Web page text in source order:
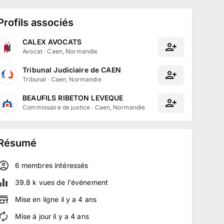
associés
CALEX AVOCATS
Avocat ·Caen, Normandie
Tribunal Judiciaire de CAEN
Tribunal · Caen, Normandie
BEAUFILS RIBETON LEVEQUE
Commissaire de justice · Caen, Normandie
6 membresintéressés
39.8 k vues de l'événement
Mise en ligne il y a4 ans
Mise à jour il y a4 ans